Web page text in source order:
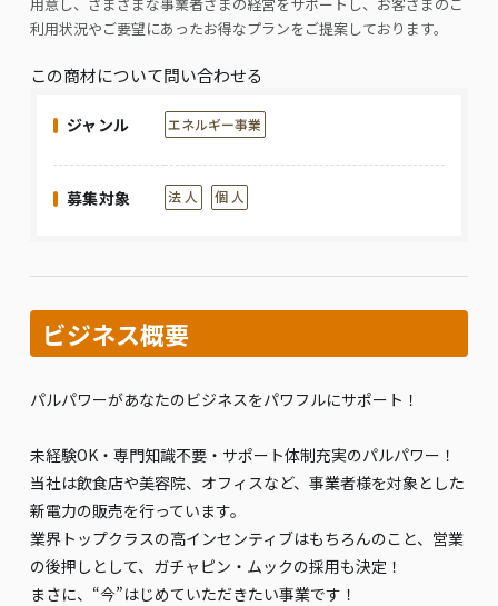
利用状況やご要望にあったお得なプランをご提案しております。
この商材について問い合わせる
ジャンル エネルギー事業
募集対象 法 人 個 人
ビジネス概要
パルパワーがあなたのビジネスをパワフルにサポート！
未経験OK・専門知識不要・サポート体制充実のパルパワー！
当社は飲食店や美容院、オフィスなど、事業者様を対象とした
新電力の販売を行っています。
業界トップクラスの高インセンティブはもちろんのこと、営業
の後押しとして、ガチャピン・ムックの採用も決定！
まさに、“今”はじめていただきたい事業です！